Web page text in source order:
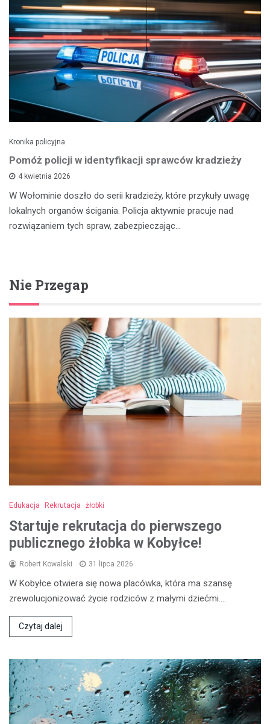
Kronika policyjna
Pomóż policji w identyfikacji sprawców kradzieży
4 kwietnia 2026
W Wołominie doszło do serii kradzieży, które przykuły uwagę
lokalnych organów ścigania. Policja aktywnie pracuje nad
rozwiązaniem tych spraw, zabezpieczając…
Nie Przegap
Edukacja Rekrutacja żłobki
Startuje rekrutacja do pierwszego
publicznego żłobka w Kobyłce!
Robert Kowalski 31 lipca 2026
W Kobyłce otwiera się nowa placówka, która ma szansę
zrewolucjonizować życie rodziców z małymi dziećmi.…
Czytaj dalej